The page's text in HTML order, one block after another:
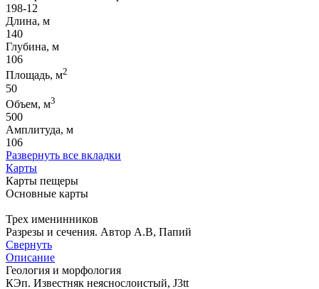
198-12
Длина, м
140
Глубина, м
106
Площадь, м2
50
Объем, м3
500
Амплитуда, м
106
Развернуть все вкладки
Карты
Карты пещеры
Основные карты
Трех именинников
Разрезы и сечения. Автор А.В, Папий
Свернуть
Описание
Геология и морфология
КЭп. Известняк неяснослоистый, J3tt